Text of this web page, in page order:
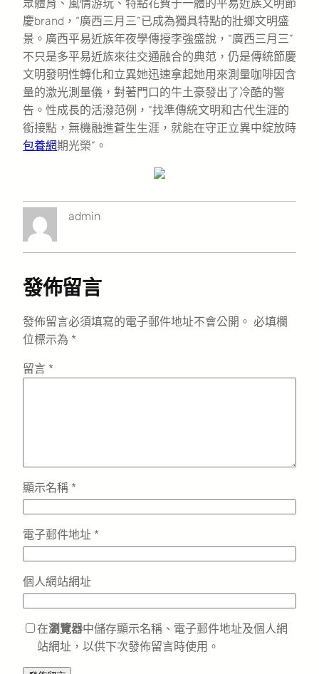
眾體育、風情游玩、特點花費于一體的平易近族文明節
慶brand，“廣西三月三”已成為獨具特點的壯鄉文明盛
景。廣西平易近族年夜學傳授李強盛說，“廣西三月三”
不只是多平易近族來往交通融合的典范，仍是傳統節慶
文明發明性轉化和立異她迅速拿起她用來測量咖啡因含
量的激光測量儀，對著門口的牛土豪發出了冷酷的警
告。性成長的活潑范例，“找準傳統文明和古代生涯的
銜接點，無機融進蒼生生涯，就能在守正立異中綻放時
包養網期光榮”。
admin
發佈留言
發佈留言必須填寫的電子郵件地址不會公開。 必填欄
位標示為 *
留言 *
顯示名稱 *
電子郵件地址 *
個人網站網址
在瀏覽器中儲存顯示名稱、電子郵件地址及個人網
站網址，以供下次發佈留言時使用。